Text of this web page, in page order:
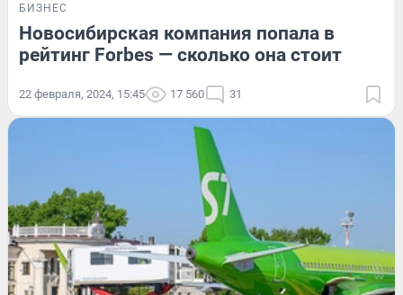
БИЗНЕС
Новосибирская компания попала в
рейтинг Forbes — сколько она стоит
22 февраля, 2024, 15:45 17 560 31